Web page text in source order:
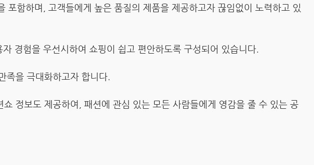
함하며, 고객들에게 높은 품질의 제품을 제공하고자 끊임없이 노력하고 있
경험을 우선시하여 쇼핑이 쉽고 편안하도록 구성되어 있습니다.
족을 극대화하고자 합니다.
정보도 제공하여, 패션에 관심 있는 모든 사람들에게 영감을 줄 수 있는 공